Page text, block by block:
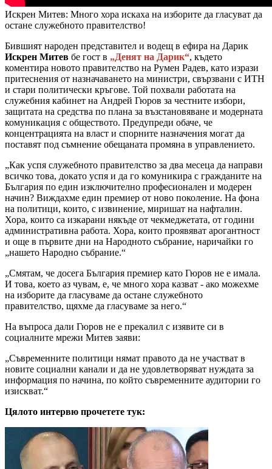
Искрен Митев: Много хора искаха на изборите да гласуват да
остане служебното правителство!
Бившият народен представител и водещ в ефира на Дарик
Искрен Митев бе гост в „Денят на Дарик“, където
коментира новото правителство на Румен Радев, като изрази
притеснения от назначаването на министри, свързвани с ИТН
и стари политически кръгове. Той похвали работата на
служебния кабинет на Андрей Гюров за честните избори,
защитата на средства по плана за възстановяване и модерната
комуникация с обществото. Предупреди обаче, че
концентрацията на власт и спорните назначения могат да
поставят под съмнение обещаната промяна в управлението.
„Как успя служебното правителство за два месеца да направи
всичко това, докато успя и да го комуникира с гражданите на
България по един изключително професионален и модерен
начин? Виждахме един премиер от ново поколение. На фона
на политици, които, с извинение, миришат на нафталин.
Хора, които са изкарани някъде от чекмеджетата, от години
административна работа. Хора, които проявяват арогантност
и още в първите дни на Народното събрание, наричайки го
„нашето Народно събрание.“
„Смятам, че досега България премиер като Гюров не е имала.
И това, което аз чувам, е, че много хора казват - ако можехме
на изборите да гласуваме да остане служебното
правителство, щяхме да гласуваме за него.“
На въпроса дали Гюров не е прекалил с изявите си в
социалните мрежи Митев заяви:
„Съвременните политици нямат правото да не участват в
новите социални канали и да не удовлетворяват нуждата за
информация по начина, по който съвременните аудитории го
изискват.“
Цялото интервю прочетете тук: